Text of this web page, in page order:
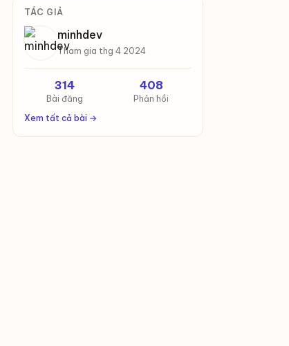
TÁC GIẢ
minhdev
Tham gia thg 4 2024
314
Bài đăng
408
Phản hồi
Xem tất cả bài →